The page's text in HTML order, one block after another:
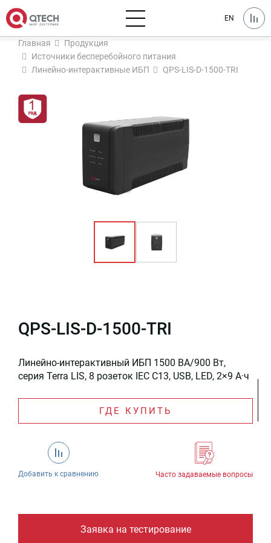
EN
Главная
Продукция
Источники бесперебойного питания
Линейно-интерактивные ИБП
QPS-LIS-D-1500-TRI
QPS-LIS-D-1500-TRI
Линейно-интерактивный ИБП 1500 ВА/900 Вт,
серия Terra LIS, 8 розеток IEC C13, USB, LED, 2×9 А·ч
ГДЕ КУПИТЬ
Добавить к сравнению Часто задаваемые вопросы
Заявка на тестирование